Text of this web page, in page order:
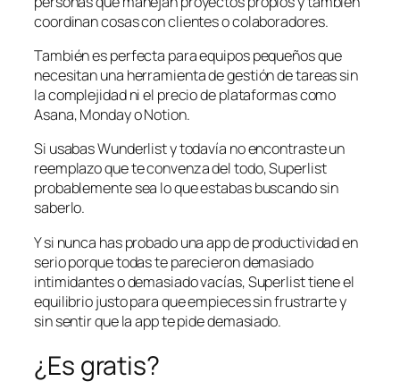
coordinan cosas con clientes o colaboradores.
También es perfecta para equipos pequeños que
necesitan una herramienta de gestión de tareas sin
la complejidad ni el precio de plataformas como
Asana, Monday o Notion.
Si usabas Wunderlist y todavía no encontraste un
reemplazo que te convenza del todo, Superlist
probablemente sea lo que estabas buscando sin
saberlo.
Y si nunca has probado una app de productividad en
serio porque todas te parecieron demasiado
intimidantes o demasiado vacías, Superlist tiene el
equilibrio justo para que empieces sin frustrarte y
sin sentir que la app te pide demasiado.
¿Es gratis?